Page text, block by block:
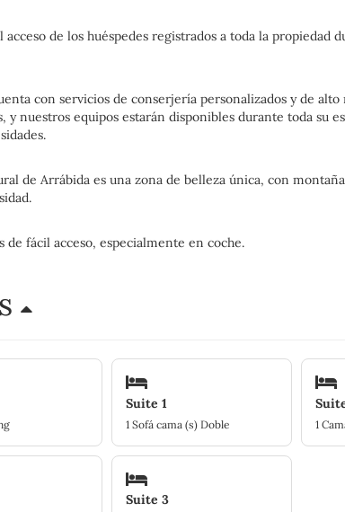
de los huéspedes registrados a toda la propiedad
con servicios de conserjería personalizados y de alto
y nuestros equipos estarán disponibles durante toda su
de Arrábida es una zona de belleza única, con
de fácil acceso, especialmente en coche.
Suite 1
1 Sofá cama (s) Doble 1
Suite 3